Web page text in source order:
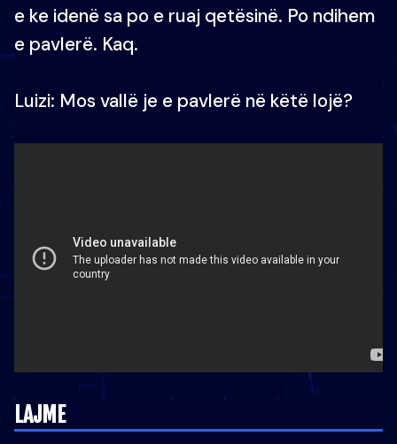
e ke idenë sa po e ruaj qetësinë. Po ndihem
e pavlerë. Kaq.
Luizi: Mos vallë je e pavlerë në këtë lojë?
LAJME